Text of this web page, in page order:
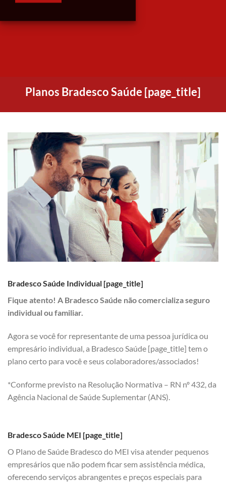
Planos Bradesco Saúde [page_title]
Bradesco Saúde Individual [page_title]
Fique atento! A Bradesco Saúde não comercializa seguro
individual ou familiar.
Agora se você for representante de uma pessoa jurídica ou
empresário individual, a Bradesco Saúde [page_title] tem o
plano certo para você e seus colaboradores/associados!
*Conforme previsto na Resolução Normativa – RN nº 432, da
Agência Nacional de Saúde Suplementar (ANS).
Bradesco Saúde MEI [page_title]
O Plano de Saúde Bradesco do MEI visa atender pequenos
empresários que não podem ficar sem assistência médica,
oferecendo serviços abrangentes e preços especiais para